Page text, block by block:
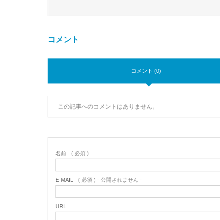
コメント
コメント (0)
この記事へのコメントはありません。
名前 ( 必須 )
E-MAIL ( 必須 ) - 公開されません -
URL